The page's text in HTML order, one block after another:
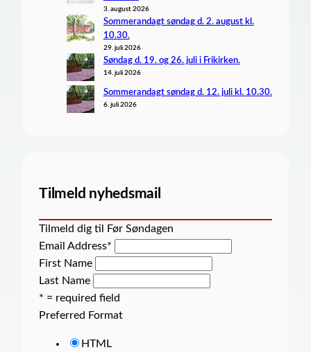
3. august 2026
Sommerandagt søndag d. 2. august kl.
10.30.
29. juli 2026
Søndag d. 19. og 26. juli i Frikirken.
14. juli 2026
Sommerandagt søndag d. 12. juli kl. 10.30.
6. juli 2026
Tilmeld nyhedsmail
Tilmeld dig til Før Søndagen
Email Address*
First Name
Last Name
* = required field
Preferred Format
HTML